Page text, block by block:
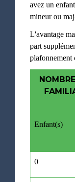
avez un
mineur ou
L'avantage
part
plafonnement
Enfant(s)
0